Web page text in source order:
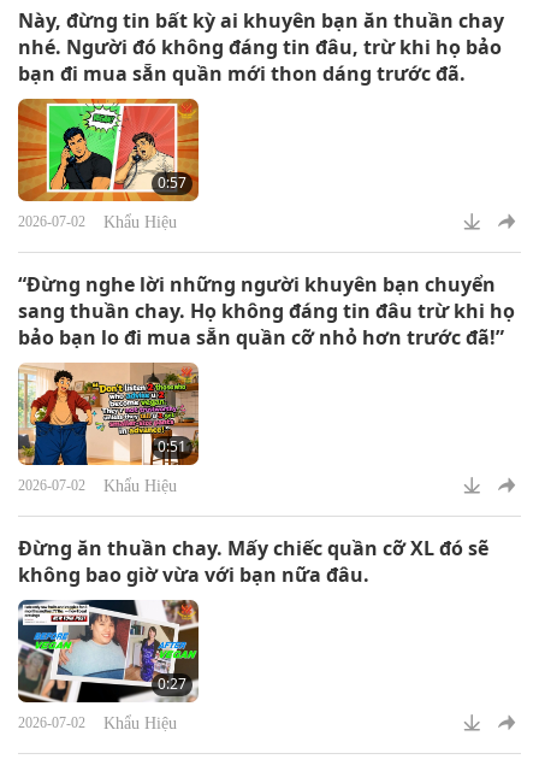
Này, đừng tin bất kỳ ai khuyên bạn ăn thuần chay
nhé. Người đó không đáng tin đâu, trừ khi họ bảo
bạn đi mua sẵn quần mới thon dáng trước đã.
0:57
2026-07-02 Khẩu Hiệu
“Đừng nghe lời những người khuyên bạn chuyển
sang thuần chay. Họ không đáng tin đâu trừ khi họ
bảo bạn lo đi mua sẵn quần cỡ nhỏ hơn trước đã!”
0:51
2026-07-02 Khẩu Hiệu
Đừng ăn thuần chay. Mấy chiếc quần cỡ XL đó sẽ
không bao giờ vừa với bạn nữa đâu.
0:27
2026-07-02 Khẩu Hiệu